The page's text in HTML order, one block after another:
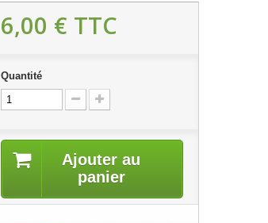
6,00 € TTC
Quantité
Ajouter au
panier